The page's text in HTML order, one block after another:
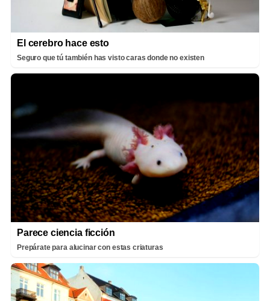
El cerebro hace esto
Seguro que tú también has visto caras donde no existen
Parece ciencia ficción
Prepárate para alucinar con estas criaturas